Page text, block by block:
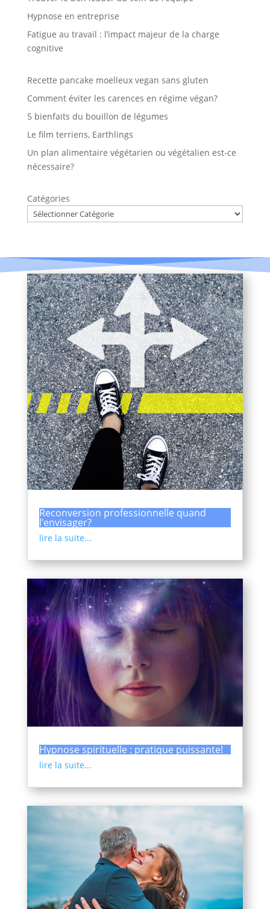
Hypnose en entreprise
Fatigue au travail : l’impact majeur de la charge
cognitive
Recette pancake moelleux vegan sans gluten
Comment éviter les carences en régime végan?
5 bienfaits du bouillon de légumes
Le film terriens, Earthlings
Un plan alimentaire végétarien ou végétalien est-ce
nécessaire?
Catégories
Reconversion professionnelle quand
l’envisager?
lire la suite...
Hypnose spirituelle : pratique puissante!
lire la suite...